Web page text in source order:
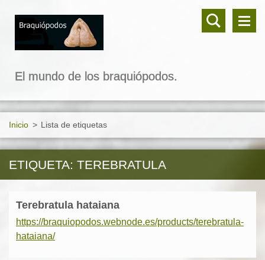
El mundo de los braquiópodos.
Inicio > Lista de etiquetas
ETIQUETA: TEREBRATULA
Terebratula hataiana
https://braquiopodos.webnode.es/products/terebratula-
hataiana/